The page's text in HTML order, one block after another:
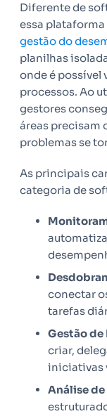
Diferente de
essa
gestão do
planilhas
onde é possível
processos. Ao
gestores
áreas precisam
problemas se
As principais
categoria de
conectar
tarefas
Gestão de
criar,
iniciativas
Análise de